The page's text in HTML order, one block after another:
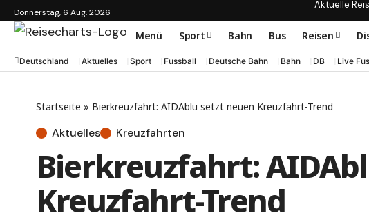
Donnerstag, 6 Aug. 2026
Aktuelle
Menü Sport Bahn Bus Reisen
Deutschland Aktuelles Sport Fussball Deutsche Bahn Bahn DB Live
Startseite » Bierkreuzfahrt: AIDAblu setzt neuen Kreuzfahrt-Trend
Aktuelles Kreuzfahrten
Bierkreuzfahrt:
Kreuzfahrt-Trend